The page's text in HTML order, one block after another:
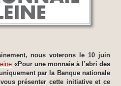
nous voterons le 10 juin
«Pour une monnaie à l’abri des
par la Banque nationale
présenter cette initiative et ce